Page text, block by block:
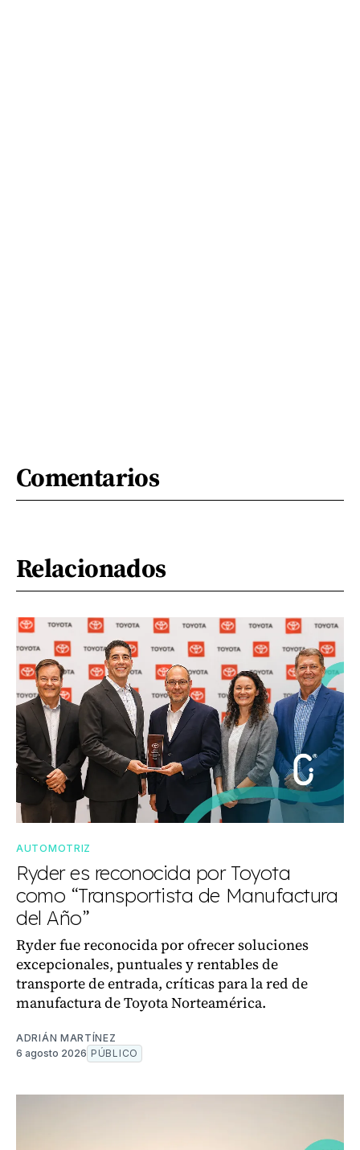
Comentarios
Relacionados
AUTOMOTRIZ
Ryder es reconocida por Toyota
como “Transportista de Manufactura
del Año”
Ryder fue reconocida por ofrecer soluciones
excepcionales, puntuales y rentables de
transporte de entrada, críticas para la red de
manufactura de Toyota Norteamérica.
ADRIÁN MARTÍNEZ
6 agosto 2026 PÚBLICO